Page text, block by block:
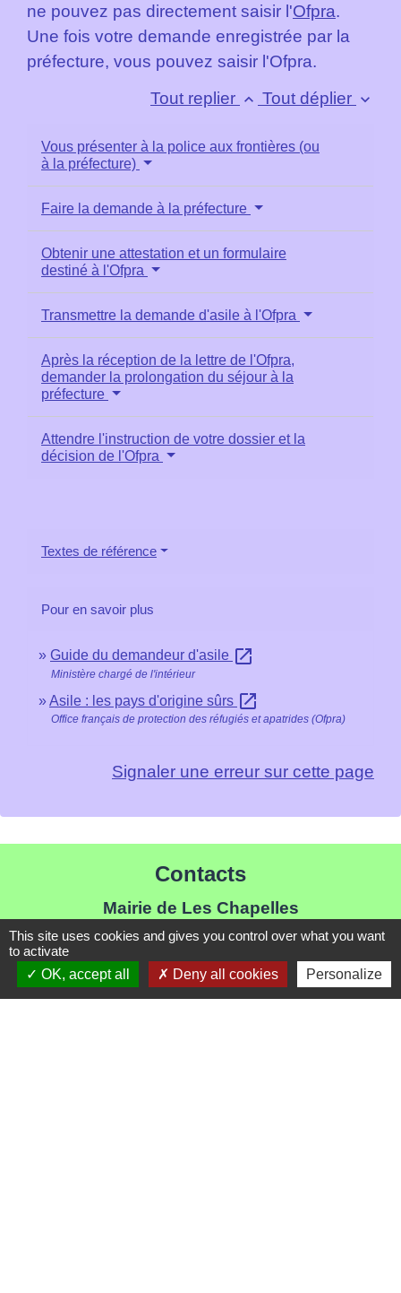
ne pouvez pas directement saisir l'Ofpra.
Une fois votre demande enregistrée par la
préfecture, vous pouvez saisir l'Ofpra.
Tout replier keyboard_arrow_up Tout déplier keyboard_arrow_down
Vous présenter à la police aux frontières (ou
à la préfecture)
Faire la demande à la préfecture
Obtenir une attestation et un formulaire
destiné à l'Ofpra
Transmettre la demande d'asile à l'Ofpra
Après la réception de la lettre de l'Ofpra,
demander la prolongation du séjour à la
préfecture
Attendre l'instruction de votre dossier et la
décision de l'Ofpra
Textes de référence
Pour en savoir plus
Guide du demandeur d'asile open_in_new
Ministère chargé de l'intérieur
Asile : les pays d'origine sûrs open_in_new
Office français de protection des réfugiés et apatrides (Ofpra)
Signaler une erreur sur cette page
Contacts
Mairie de Les Chapelles
Chef-lieu - 13 rue du Chatelet
73700 Les Chapelles - FRANCE
+33 7 89 22 08 48
This site uses cookies and gives you control over what you want
to activate
OK, accept all
Deny all cookies Personalize